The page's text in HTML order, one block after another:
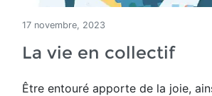
17 novembre, 2023
La vie en collectif
Être entouré apporte de la joie,